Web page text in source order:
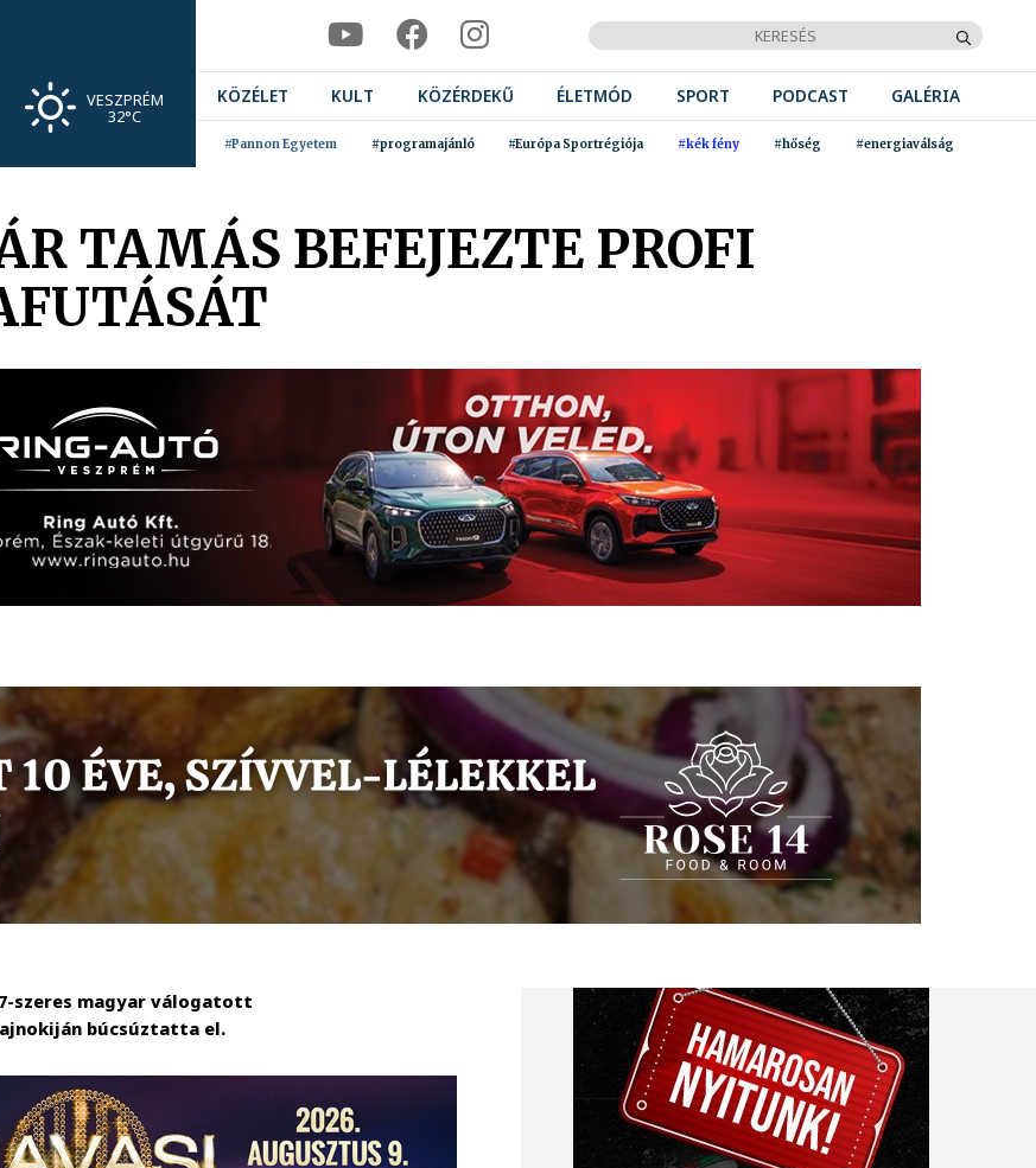
VESZPRÉM
32°C
KÖZÉLET KULT KÖZÉRDEKŰ ÉLETMÓD SPORT PODCAST GALÉRIA
#Pannon Egyetem #programajánló #Európa Sportrégiója #kék fény #hőség #energiaválság
TAMÁS BEFEJEZTE PROFI
szeres magyar válogatott
búcsúztatta el.